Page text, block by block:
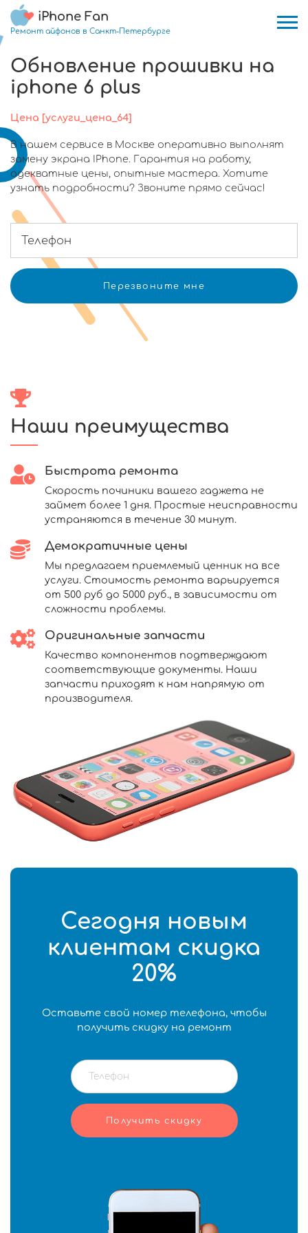
iPhone Fan
Ремонт айфонов в Санкт-Петербурге
Обновление прошивки на
iphone 6 plus
Цена [услуги_цена_64]
В нашем сервисе в Москве оперативно выполнят
замену экрана IPhone. Гарантия на работу,
адекватные цены, опытные мастера. Хотите
узнать подробности? Звоните прямо сейчас!
Наши преимущества
Быстрота ремонта
Скорость починики вашего гаджета не
займет более 1 дня. Простые неисправности
устраняются в течение 30 минут.
Демократичные цены
Мы предлагаем приемлемый ценник на все
услуги. Стоимость ремонта варьируется
от 500 руб до 5000 руб., в зависимости от
сложности проблемы.
Оригинальные запчасти
Качество компонентов подтверждают
соответствующие документы. Наши
запчасти приходят к нам напрямую от
производителя.
Сегодня новым
клиентам скидка
20%
Оставьте свой номер телефона, чтобы
получить скидку на ремонт